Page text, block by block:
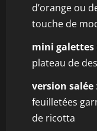
d’orange ou
touche de
mini galettes
plateau de
version salée
feuilletées
de ricotta